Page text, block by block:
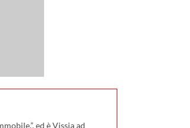
ed è Vissia ad